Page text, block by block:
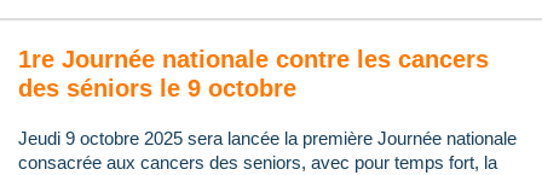
1re Journée nationale contre les cancers
des séniors le 9 octobre
Jeudi 9 octobre 2025 sera lancée la première Journée nationale
consacrée aux cancers des seniors, avec pour temps fort, la